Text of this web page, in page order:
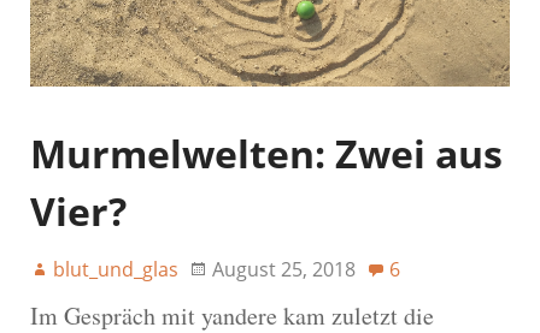
Murmelwelten: Zwei aus
Vier?
blut_und_glas August 25, 2018 6
Im Gespräch mit yandere kam zuletzt die